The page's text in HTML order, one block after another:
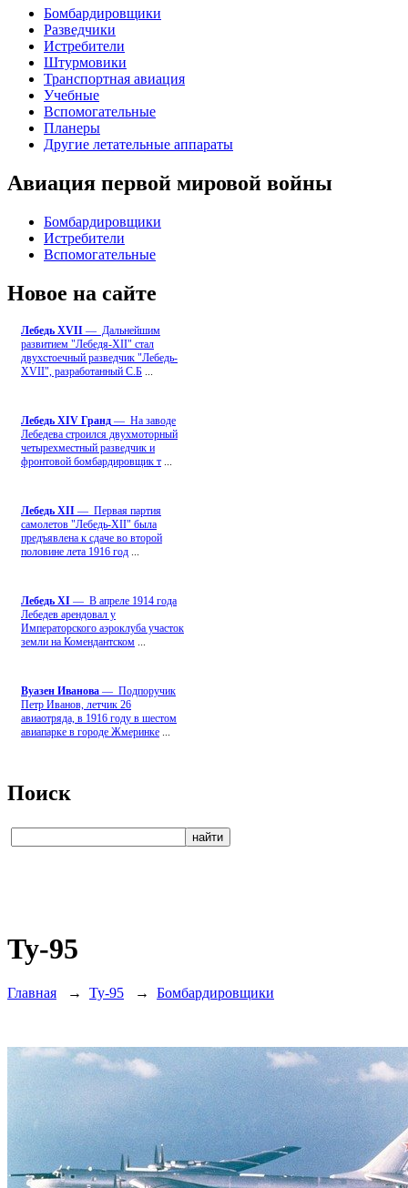
Бомбардировщики
Разведчики
Истребители
Штурмовики
Транспортная авиация
Учебные
Вспомогательные
Планеры
Другие летательные аппараты
Авиация первой мировой войны
Бомбардировщики
Истребители
Вспомогательные
Новое на сайте
Лебедь ХVII — Дальнейшим
развитием "Лебедя-ХII" стал
двухстоечный разведчик "Лебедь-
XVII", разработанный С.Б
Лебедь ХIV Гранд — На заводе
Лебедева строился двухмоторный
четырехместный разведчик и
фронтовой бомбардировщик т
Лебедь ХII — Первая партия
самолетов "Лебедь-ХII" была
предъявлена к сдаче во второй
половине лета 1916 год
Лебедь ХI — В апреле 1914 года
Лебедев арендовал у
Императорского аэроклуба участок
земли на Комендантском
Вуазен Иванова — Подпоручик
Петр Иванов, летчик 26
авиаотряда, в 1916 году в шестом
авиапарке в городе Жмеринке
Поиск
Ту-95
Главная → Ту-95 → Бомбардировщики